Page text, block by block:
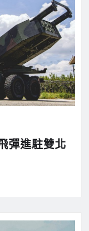
彈進駐雙北